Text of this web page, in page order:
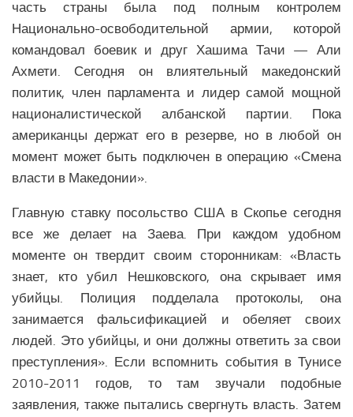
часть страны была под полным контролем
Национально-освободительной армии, которой
командовал боевик и друг Хашима Тачи — Али
Ахмети. Сегодня он влиятельный македонский
политик, член парламента и лидер самой мощной
националистической албанской партии. Пока
американцы держат его в резерве, но в любой он
момент может быть подключен в операцию «Смена
власти в Македонии».
Главную ставку посольство США в Скопье сегодня
все же делает на Заева. При каждом удобном
моменте он твердит своим сторонникам: «Власть
знает, кто убил Нешковского, она скрывает имя
убийцы. Полиция подделала протоколы, она
занимается фальсификацией и обеляет своих
людей. Это убийцы, и они должны ответить за свои
преступления». Если вспомнить события в Тунисе
2010-2011 годов, то там звучали подобные
заявления, также пытались свергнуть власть. Затем